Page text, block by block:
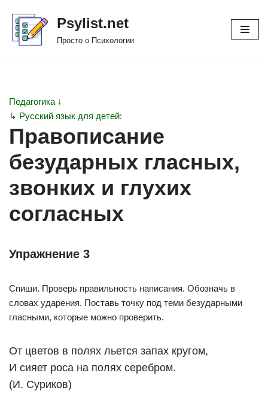
Перейти
Psylist.net
Просто о Психологии
Педагогика ↓
↳ Русский язык для детей:
Правописание
безударных гласных,
звонких и глухих
согласных
Упражнение 3
Спиши. Проверь правильность написания. Обозначь в
словах ударения. Поставь точку под теми безударными
гласными, которые можно проверить.
От цветов в полях льется запах кругом,
И сияет роса на полях серебром.
(И. Суриков)